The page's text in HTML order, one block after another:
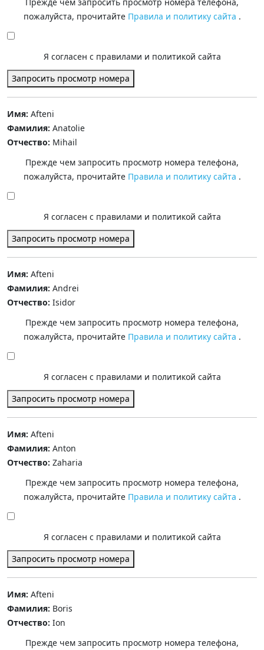
пожалуйста, прочитайте Правила и политику сайта .
Я согласен с правилами и политикой сайта
Запросить просмотр номера
Имя: Afteni
Фамилия: Anatolie
Отчество: Mihail
Прежде чем запросить просмотр номера телефона,
пожалуйста, прочитайте Правила и политику сайта .
Я согласен с правилами и политикой сайта
Запросить просмотр номера
Имя: Afteni
Фамилия: Andrei
Отчество: Isidor
Прежде чем запросить просмотр номера телефона,
пожалуйста, прочитайте Правила и политику сайта .
Я согласен с правилами и политикой сайта
Запросить просмотр номера
Имя: Afteni
Фамилия: Anton
Отчество: Zaharia
Прежде чем запросить просмотр номера телефона,
пожалуйста, прочитайте Правила и политику сайта .
Я согласен с правилами и политикой сайта
Запросить просмотр номера
Имя: Afteni
Фамилия: Boris
Отчество: Ion
Прежде чем запросить просмотр номера телефона,